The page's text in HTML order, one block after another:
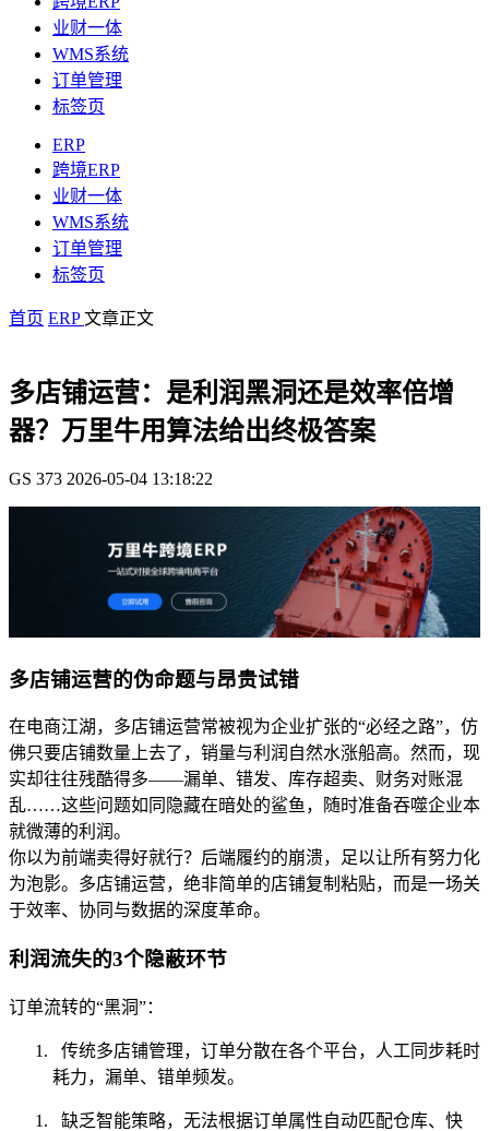
业财一体
WMS系统
订单管理
标签页
ERP
跨境ERP
业财一体
WMS系统
订单管理
标签页
首页 ERP文章正文
多店铺运营：是利润黑洞还是效率倍增
器？万里牛用算法给出终极答案
GS 373 2026-05-04 13:18:22
多店铺运营的伪命题与昂贵试错
在电商江湖，多店铺运营常被视为企业扩张的“必经之路”，仿
佛只要店铺数量上去了，销量与利润自然水涨船高。然而，现
实却往往残酷得多——漏单、错发、库存超卖、财务对账混
乱……这些问题如同隐藏在暗处的鲨鱼，随时准备吞噬企业本
就微薄的利润。
你以为前端卖得好就行？后端履约的崩溃，足以让所有努力化
为泡影。多店铺运营，绝非简单的店铺复制粘贴，而是一场关
于效率、协同与数据的深度革命。
利润流失的3个隐蔽环节
订单流转的“黑洞”：
传统多店铺管理，订单分散在各个平台，人工同步耗时
耗力，漏单、错单频发。
缺乏智能策略，无法根据订单属性自动匹配仓库、快